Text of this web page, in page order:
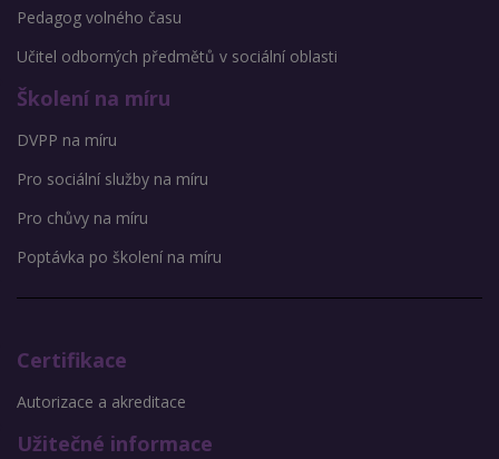
Pedagog volného času
Učitel odborných předmětů v sociální oblasti
Školení na míru
DVPP na míru
Pro sociální služby na míru
Pro chůvy na míru
Poptávka po školení na míru
Certifikace
Autorizace a akreditace
Užitečné informace